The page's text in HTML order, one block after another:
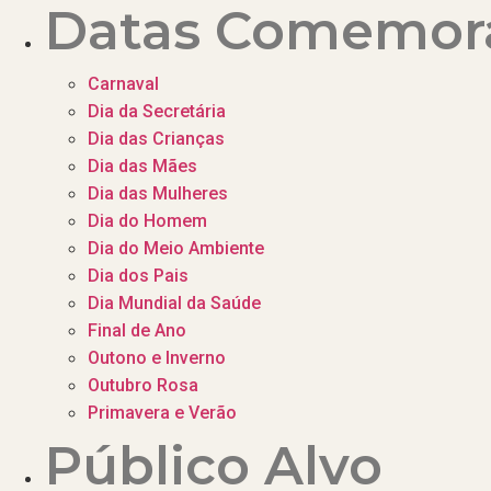
Datas
Carnaval
Dia da Secretária
Dia das Crianças
Dia das Mães
Dia das Mulheres
Dia do Homem
Dia do Meio Ambiente
Dia dos Pais
Dia Mundial da Saúde
Final de Ano
Outono e Inverno
Outubro Rosa
Primavera e Verão
Público Alvo